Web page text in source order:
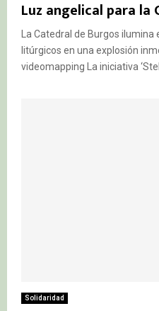
Luz angelical para la
La Catedral de Burgos ilumina
litúrgicos en una explosión
videomapping La iniciativa
Solidaridad